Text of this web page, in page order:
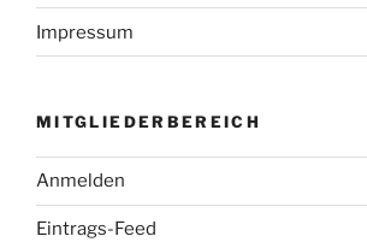
Impressum
MITGLIEDERBEREICH
Anmelden
Eintrags-Feed